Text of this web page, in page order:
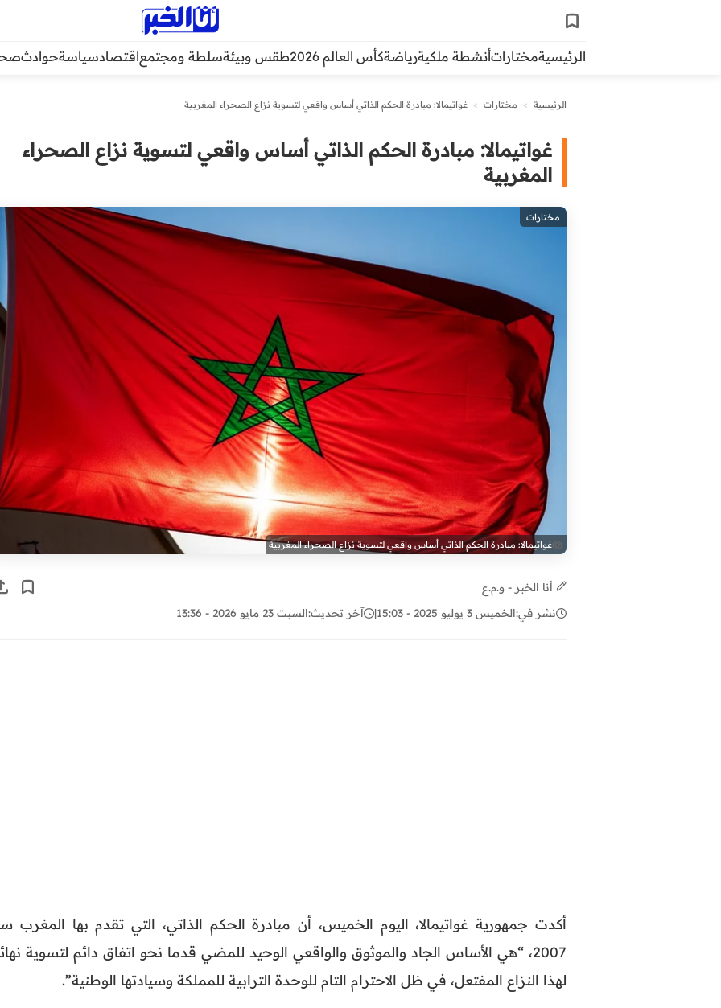
الرئيسيةمختاراتأنشطة ملكيةرياضةكأس العالم 2026 طقس وبيئةسلطة ومجتمعاقتصادسياسةحوادث
الرئيسية > مختارات > غواتيمالا: مبادرة الحكم الذاتي أساس واقعي لتسوية نزاع الصحراء المغربية
غواتيمالا: مبادرة الحكم الذاتي أساس واقعي لتسوية نزاع الصحراء
المغربية
مختارات
غواتيمالا: مبادرة الحكم الذاتي أساس واقعي لتسوية نزاع الصحراء المغربية
أنا الخبر - و.م.ع
نشر في:الخميس 3 يوليو 2025 - 15:03 | آخر تحديث:السبت 23 مايو 2026 - 13:36
أكدت جمهورية غواتيمالا، اليوم الخميس، أن مبادرة الحكم الذاتي، التي تقدم بها المغرب
2007، “هي الأساس الجاد والموثوق والواقعي الوحيد للمضي قدما نحو اتفاق دائم لتسوية
لهذا النزاع المفتعل، في ظل الاحترام التام للوحدة الترابية للمملكة وسيادتها الوطنية”.